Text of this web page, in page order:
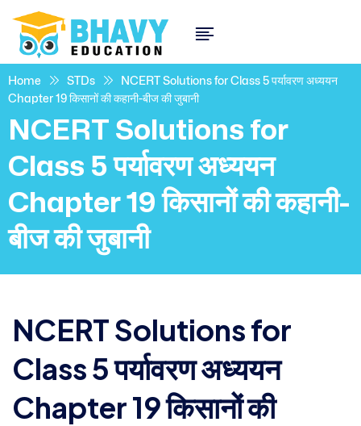
Home STDs
NCERT Solutions for Class 5 पर्यावरण अध्ययन
Chapter 19 किसानों की कहानी-बीज की जुबानी
NCERT Solutions for
Class 5 पर्यावरण अध्ययन
Chapter 19 किसानों की कहानी-
बीज की जुबानी
NCERT Solutions for
Class 5 पर्यावरण अध्ययन
Chapter 19 किसानों की